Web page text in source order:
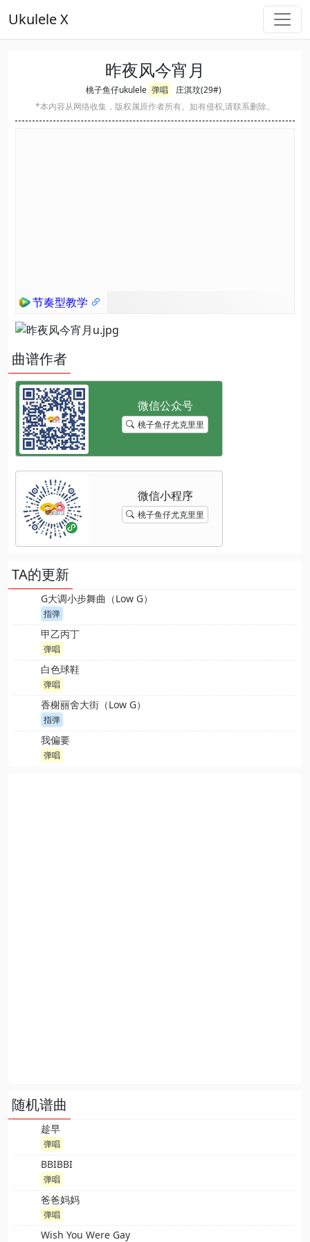
Ukulele X
昨夜风今宵月
桃子鱼仔ukulele 弹唱
庄淇玟(29#)
*本内容从网络收集，版权属原作者所有。如有侵权,请联系删除。
节奏型教学
曲谱作者
桃子鱼仔尤克里里
桃子鱼仔尤克里里
TA的更新
G大调小步舞曲（Low G）
指弹
甲乙丙丁
弹唱
白色球鞋
弹唱
香榭丽舍大街（Low G）
指弹
我偏要
弹唱
随机谱曲
趁早
弹唱
BBIBBI
弹唱
爸爸妈妈
弹唱
Wish You Were Gay